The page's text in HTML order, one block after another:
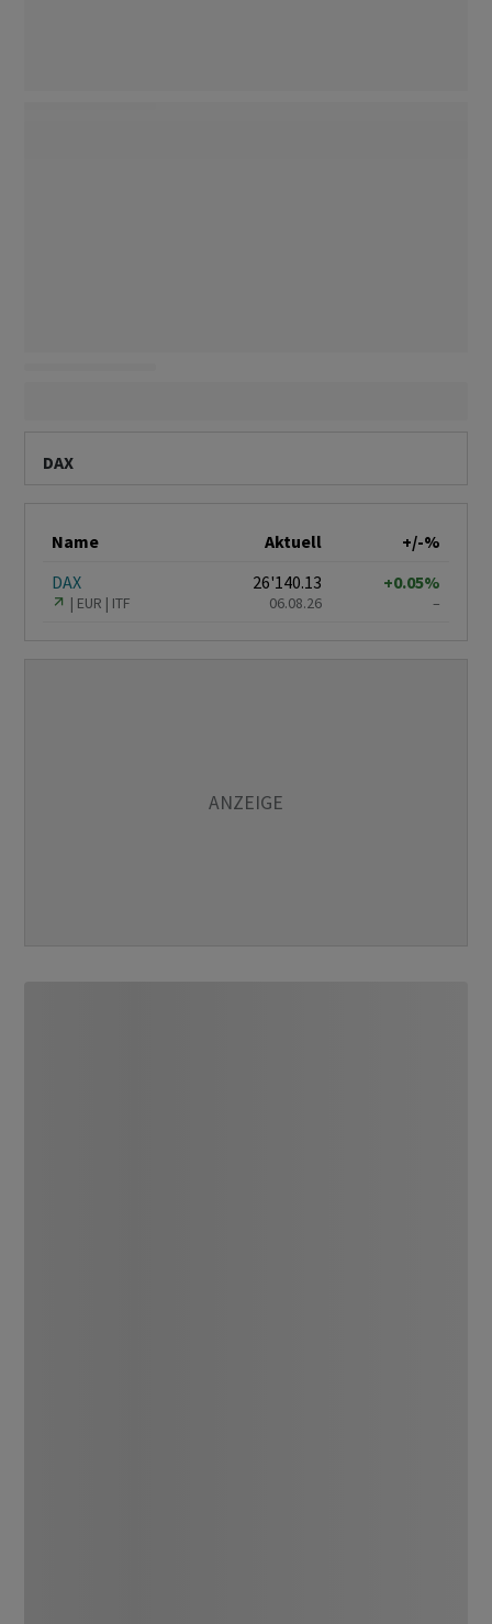
DAX
Name Aktuell
+/-%
DAX
EUR ITF
26'140.13
06.08.26
+0.05%
–